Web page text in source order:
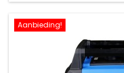
Aanbieding!